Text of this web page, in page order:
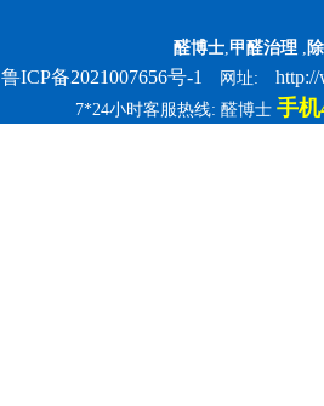
醛博士,甲醛治理 ,
鲁ICP备2021007656号-1 网址: http://
7*24小时客服热线: 醛博士手机